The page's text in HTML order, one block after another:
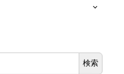
検索